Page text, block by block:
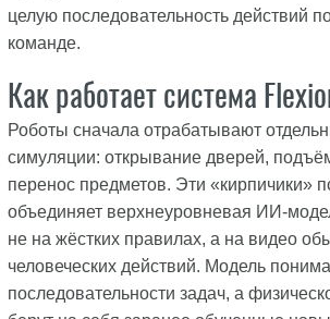
целую последовательность действий
команде.
Как работает система
Роботы сначала отрабатывают
симуляции: открывание дверей,
перенос предметов. Эти «кирпичики»
объединяет верхнеуровневая ИИ-
не на жёстких правилах, а на видео
человеческих действий. Модель
последовательности задач, а